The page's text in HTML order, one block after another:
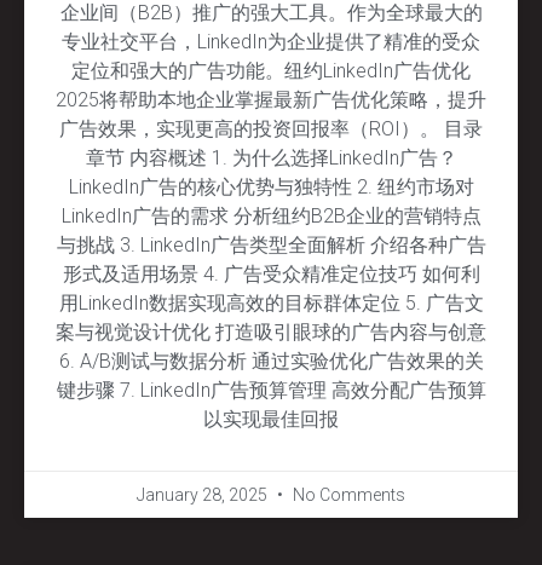
企业间（B2B）推广的强大工具。作为全球最大的
专业社交平台，LinkedIn为企业提供了精准的受众
定位和强大的广告功能。纽约LinkedIn广告优化
2025将帮助本地企业掌握最新广告优化策略，提升
广告效果，实现更高的投资回报率（ROI）。 目录
章节 内容概述 1. 为什么选择LinkedIn广告？
LinkedIn广告的核心优势与独特性 2. 纽约市场对
LinkedIn广告的需求 分析纽约B2B企业的营销特点
与挑战 3. LinkedIn广告类型全面解析 介绍各种广告
形式及适用场景 4. 广告受众精准定位技巧 如何利
用LinkedIn数据实现高效的目标群体定位 5. 广告文
案与视觉设计优化 打造吸引眼球的广告内容与创意
6. A/B测试与数据分析 通过实验优化广告效果的关
键步骤 7. LinkedIn广告预算管理 高效分配广告预算
以实现最佳回报
January 28, 2025 No Comments